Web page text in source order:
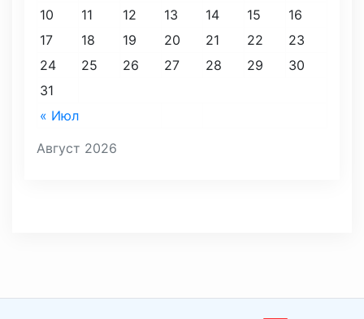
Август 2026
« Июл
10
11 12 13 14 15
16
17
18 19 20 21 22
23
24
25 26 27 28 29
30
31